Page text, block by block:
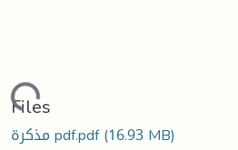
Loading...
Files
مذكرة pdf.pdf(16.93 MB)